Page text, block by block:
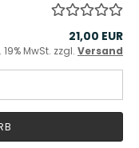
21,00 EUR
19% MwSt. zzgl. Versand